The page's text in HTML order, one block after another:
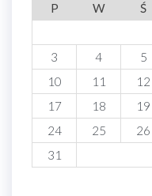
P W Ś
3
4 5
10
11 12
17
18 19
24
25 26
31